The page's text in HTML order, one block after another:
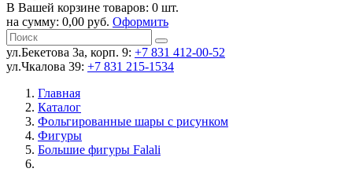
В Вашей корзине товаров: 0 шт.
на сумму: 0,00 руб. Оформить
ул.Бекетова 3а, корп. 9: +7 831 412-00-52
ул.Чкалова 39: +7 831 215-1534
Главная
Каталог
Фольгированные шары с рисунком
Фигуры
Большие фигуры Falali